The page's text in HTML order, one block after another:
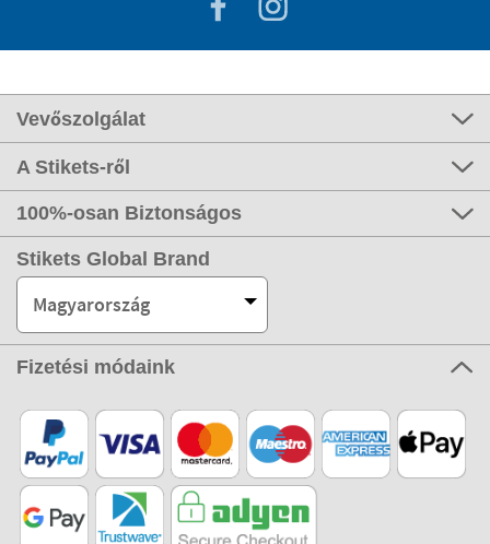
Vevőszolgálat
A Stikets-ről
100%-osan Biztonságos
Stikets Global Brand
Magyarország
Fizetési módaink